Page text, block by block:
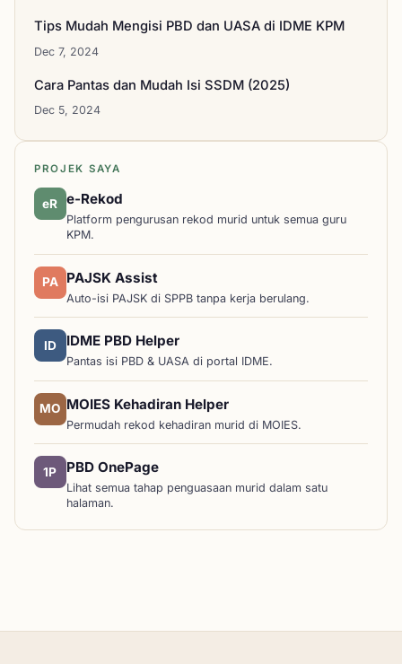
Tips Mudah Mengisi PBD dan UASA di IDME KPM
Dec 7, 2024
Cara Pantas dan Mudah Isi SSDM (2025)
Dec 5, 2024
PROJEK SAYA
eR e-Rekod
Platform pengurusan rekod murid untuk semua guru
KPM.
PA PAJSK Assist
Auto-isi PAJSK di SPPB tanpa kerja berulang.
ID IDME PBD Helper
Pantas isi PBD & UASA di portal IDME.
MO MOIES Kehadiran Helper
Permudah rekod kehadiran murid di MOIES.
1P PBD OnePage
Lihat semua tahap penguasaan murid dalam satu
halaman.